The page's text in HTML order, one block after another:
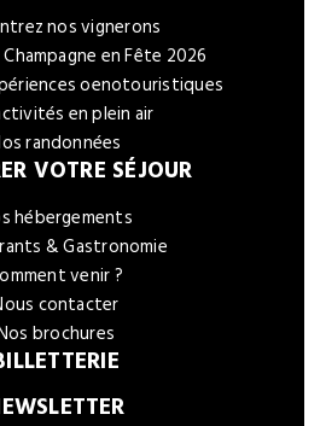
nos vignerons
en Fête 2026
oenotouristiques
en plein air
randonnées
VOTRE SÉJOUR
hébergements
& Gastronomie
venir ?
contacter
brochures